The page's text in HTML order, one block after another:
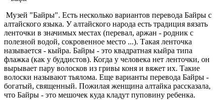
Музей "Байры". Есть несколько вариантов перевода Байры с
алтайского языка. У алтайского народа есть традиция вязать
ленточки в значимых местах (перевал, аржан - родник с
полезной водой, сокровенное место ...). Такая ленточка
называется - кыйра. Байры - это квадратная кыйра типа
флажка (как у буддистов). Когда у человека нет ленточки, он
вырывает пару волосков из гривы коня и вяжет их. Такие
волоски называют тьялома. Еще варианты перевода Байры -
богатый, священный. Пожилая женщина алтайка рассказала,
что Байры - это мешочек куда кладут пуповину ребенка.